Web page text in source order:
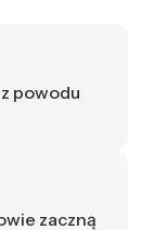
powodu
zaczną